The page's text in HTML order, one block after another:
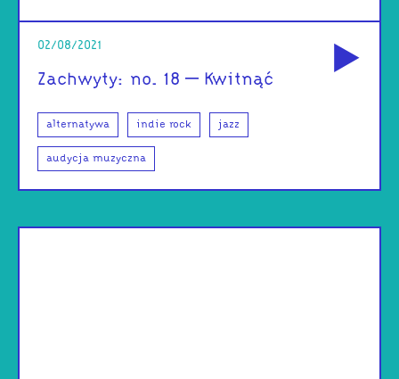
02/08/2021
Zachwyty: no. 18 – Kwitnąć
alternatywa indie rock jazz
audycja muzyczna